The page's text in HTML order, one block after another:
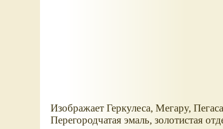
Изображает Геркулеса, Мегару,
Перегородчатая эмаль, золотистая